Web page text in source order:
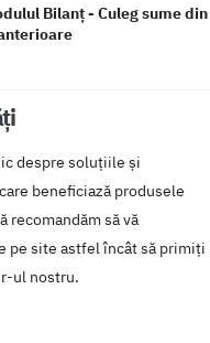
Bilanț - Culeg sume din
despre soluțiile și
beneficiază produsele
recomandăm să vă
pe site astfel încât să primiți
ul nostru.